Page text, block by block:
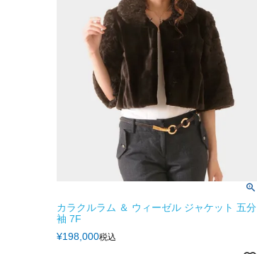
カラクルラム ＆ ウィーゼル ジャケット 五分
袖 7F
¥198,000税込